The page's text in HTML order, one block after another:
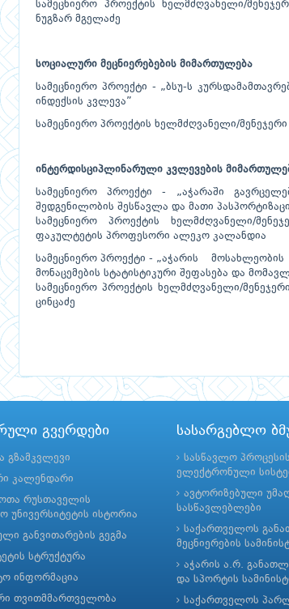
სამეცნიერო პროექტის ხელმძღვანელი/
ნუგზარ მგელაძე
სოციალური მეცნიერებების მიმართულება
სამეცნიერო პროექტი - „ბსუ-ს
ინდექსის კვლევა”
სამეცნიერო პროექტის ხელმძღვანელი/
ინტერდისციპლინარული კვლევების
სამეცნიერო პროექტი - „აჭარაში
შედგენილობის შესწავლა და მათი
სამეცნიერო პროექტის ხელმძღვანელი/
ფაკულტეტის პროფესორი ალეკო კალანდია
სამეცნიერო პროექტი - „აჭარის
მონაცემების სტატისტიკური შეფასება და
სამეცნიერო პროექტის ხელმძღვანელი/
ცინცაძე
გვერდები
გზამკვლევი
კალენდარი
რუსთაველის
უნივერსიტეტის ისტორია
განვითარების გეგმა
სტრუქტურა
ინფორმაცია
თვითმმართველობა
სასარგებლო
სასწავლო
ელექტრონული
ავტორიზებული
სასწავლებლები
საქართველოს
მეცნიერების
აჭარის ა.რ.
და სპორტის
საქართველოს